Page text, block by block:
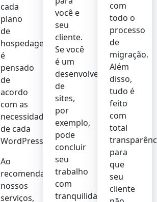
cada
plano
de
hospedagem
é
pensado
de
acordo
com as
necessidades
de cada
WordPress.
Ao
recomendar
nossos
serviços,
você e
seu
cliente.
Se você
é um
desenvolvedor
de
sites,
por
exemplo,
pode
concluir
seu
trabalho
com
tranquilidade
com
todo o
processo
de
migração.
Além
disso,
tudo é
feito
com
total
para
que
seu
cliente